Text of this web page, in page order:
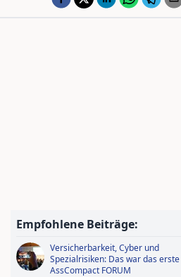
Empfohlene Beiträge:
AssCompact Live TV
Versicherbarkeit, Cyber und
Spezialrisiken: Das war das erste
AssCompact FORUM